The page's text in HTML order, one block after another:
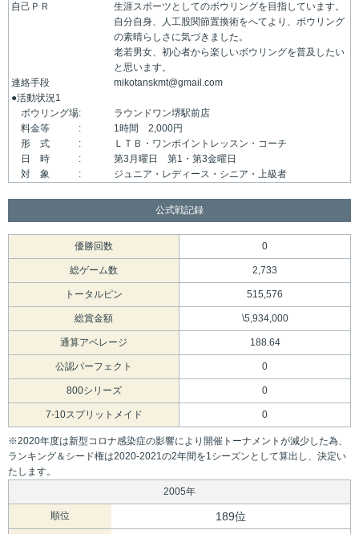
自己ＰＲ
生涯スポーツとしてのボウリングを目指しています。
自分自身、人工股関節置換術をへてより、ボウリング
の素晴らしさに気づきました。
老若男女、初心者から楽しいボウリングを普及したい
と思います。
連絡手段
mikotanskmt@gmail.com
●活動状況1
ボウリング場:
ラウンドワン堺駅前店
料金等 :
1時間 2,000円
形 式 :
ＬＴＢ・ワンポイントレッスン・コーチ
日 時 :
第3月曜日 第1・第3金曜日
対 象 :
ジュニア・レディース・シニア・上級者
公式戦記録
優勝回数 0
総ゲーム数 2,733
トータルピン 515,576
総賞金額 \5,934,000
通算アベレージ 188.64
公認パーフェクト 0
800シリーズ 0
7-10スプリットメイド 0
※2020年度は新型コロナ感染症の影響により開催トーナメントが減少した為、
ランキング＆シード権は2020-2021の2年間を1シーズンとして算出し、決定い
たします。
2005年
順位 189位